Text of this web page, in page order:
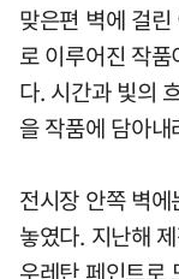
맞은편 벽에 걸
로 이루어진 작
다. 시간과 빛의
을 작품에 담아
전시장 안쪽 벽
놓였다. 지난해
우레탄 페인트로